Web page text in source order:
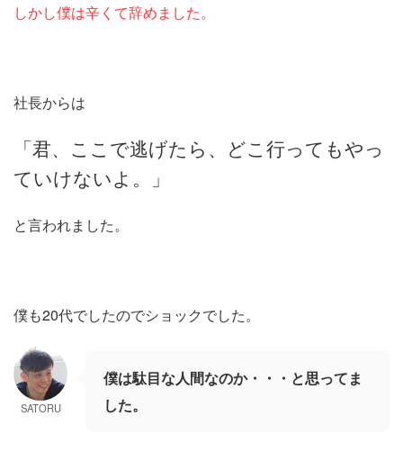
しかし僕は辛くて辞めました。
社長からは
「君、ここで逃げたら、どこ行ってもやっ
ていけないよ。」
と言われました。
僕も20代でしたのでショックでした。
SATORU
僕は駄目な人間なのか・・・と思ってま
した。